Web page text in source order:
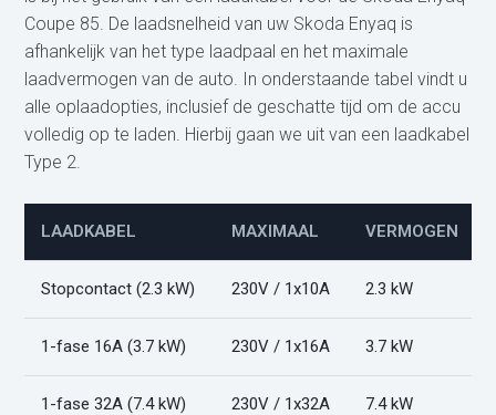
Coupe 85. De laadsnelheid van uw Skoda Enyaq is
afhankelijk van het type laadpaal en het maximale
laadvermogen van de auto. In onderstaande tabel vindt u
alle oplaadopties, inclusief de geschatte tijd om de accu
volledig op te laden. Hierbij gaan we uit van een laadkabel
Type 2.
LAADKABEL MAXIMAAL VERMOGEN
Stopcontact (2.3 kW) 230V / 1x10A 2.3 kW
1-fase 16A (3.7 kW) 230V / 1x16A 3.7 kW
1-fase 32A (7.4 kW) 230V / 1x32A 7.4 kW